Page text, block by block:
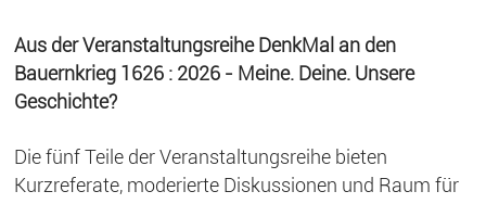
Aus der Veranstaltungsreihe DenkMal an den
Bauernkrieg 1626 : 2026 - Meine. Deine. Unsere
Geschichte?
Die fünf Teile der Veranstaltungsreihe bieten
Kurzreferate, moderierte Diskussionen und Raum für